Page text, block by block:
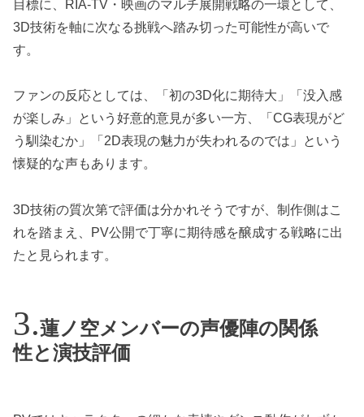
目標に、RIA-TV・映画のマルチ展開戦略の一環として、
3D技術を軸に次なる挑戦へ踏み切った可能性が高いで
す。
ファンの反応としては、「初の3D化に期待大」「没入感
が楽しみ」という好意的意見が多い一方、「CG表現がど
う馴染むか」「2D表現の魅力が失われるのでは」という
懐疑的な声もあります。
3D技術の質次第で評価は分かれそうですが、制作側はこ
れを踏まえ、PV公開で丁寧に期待感を醸成する戦略に出
たと見られます。
蓮ノ空メンバーの声優陣の関係
性と演技評価